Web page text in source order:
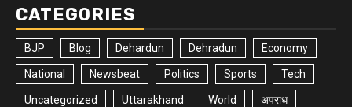
CATEGORIES
BJP Blog Dehardun Dehradun Economy
National Newsbeat Politics Sports Tech
Uncategorized Uttarakhand World अपराध